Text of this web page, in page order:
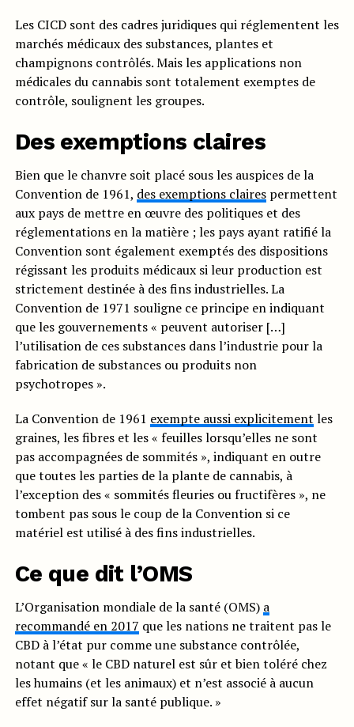
Les CICD sont des cadres juridiques qui réglementent les
marchés médicaux des substances, plantes et
champignons contrôlés. Mais les applications non
médicales du cannabis sont totalement exemptes de
contrôle, soulignent les groupes.
Des exemptions claires
Bien que le chanvre soit placé sous les auspices de la
Convention de 1961, des exemptions clairespermettent
aux pays de mettre en œuvre des politiques et des
réglementations en la matière ; les pays ayant ratifié la
Convention sont également exemptés des dispositions
régissant les produits médicaux si leur production est
strictement destinée à des fins industrielles. La
Convention de 1971 souligne ce principe en indiquant
que les gouvernements « peuvent autoriser […]
l’utilisation de ces substances dans l’industrie pour la
fabrication de substances ou produits non
psychotropes ».
La Convention de 1961 exempte aussi explicitement les
graines, les fibres et les « feuilles lorsqu’elles ne sont
pas accompagnées de sommités », indiquant en outre
que toutes les parties de la plante de cannabis, à
l’exception des « sommités fleuries ou fructifères », ne
tombent pas sous le coup de la Convention si ce
matériel est utilisé à des fins industrielles.
Ce que dit l’OMS
L’Organisation mondiale de la santé (OMS) a
recommandé en 2017 que les nations ne traitent pas le
CBD à l’état pur comme une substance contrôlée,
notant que « le CBD naturel est sûr et bien toléré chez
les humains (et les animaux) et n’est associé à aucun
effet négatif sur la santé publique. »